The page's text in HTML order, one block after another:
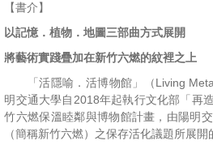
【書介】
以記憶．植物．地圖三部曲方式展開
將藝術實踐疊加在新竹六燃的紋裡之上
「活隱喻．活博物館」（Living
明交通大學自2018年起執行文化部「再
竹六燃保溫睦鄰與博物館計畫， 由陽明
（簡稱新竹六燃）之保存活化議題所展開